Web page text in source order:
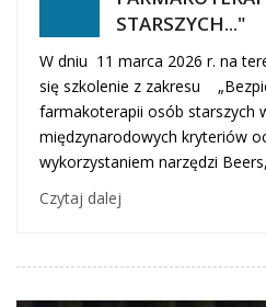
STARSZYCH..."
W dniu 11 marca 2026 r. na
się szkolenie z zakresu
farmakoterapii osób starszych
międzynarodowych kryteriów
wykorzystaniem narzędzi
Czytaj dalej